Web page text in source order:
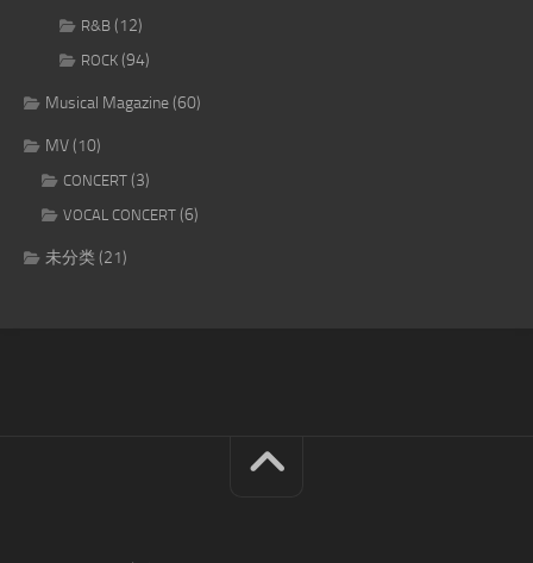
R&B (12)
ROCK (94)
Musical Magazine(60)
MV(10)
CONCERT (3)
VOCAL CONCERT (6)
未分类(21)